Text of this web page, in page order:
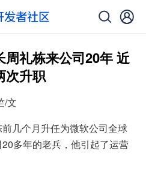
礼栋来公司20年 近
次升职
/文
几个月升任为微软公司全球
多年的老兵，他引起了运营